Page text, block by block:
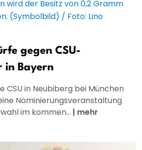
gegen CSU-
in Bayern
CSU in Neubiberg bei München
Nominierungsveranstaltung
im kommen... | mehr